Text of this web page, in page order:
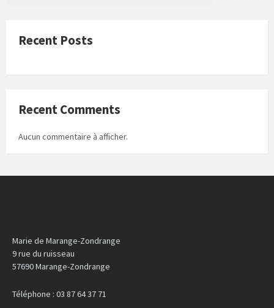
Recent Posts
Recent Comments
Aucun commentaire à afficher.
Marie de Marange-Zondrange
9 rue du ruisseau
57690 Marange-Zondrange
Téléphone : 03 87 64 37 71